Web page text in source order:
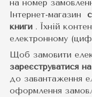
на номер
Інтернет-магазин
книги . Їхній
електронному
Щоб замовити
зареєструватися
до завантаження
оформлення